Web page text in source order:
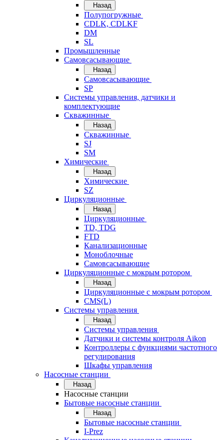
Назад
Полупогружные
CDLK, CDLKF
DM
SL
Промышленные
Самовсасывающие
Назад
Самовсасывающие
SP
Системы управления, датчики и
комплектующие
Скважинные
Назад
Скважинные
SJ
SM
Химические
Назад
Химические
SZ
Циркуляционные
Назад
Циркуляционные
TD, TDG
FTD
Канализационные
Моноблочные
Самовсасывающие
Циркуляционные с мокрым ротором
Назад
Циркуляционные с мокрым ротором
CMS(L)
Системы управления
Назад
Системы управления
Датчики и системы контроля Aikon
Контроллеры с функциями частотного
регулирования
Шкафы управления
Насосные станции
Назад
Насосные станции
Бытовые насосные станции
Назад
Бытовые насосные станции
I-Prez